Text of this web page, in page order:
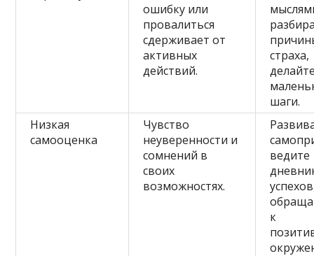
ошибку или
провалиться
сдерживает от
активных
действий.
страха,
шаги.
Низкая
самооценка
Чувство
неуверенности и
сомнений в
своих
возможностях.
ведите
к